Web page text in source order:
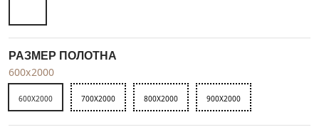
РАЗМЕР ПОЛОТНА
600x2000
600X2000 700X2000 800X2000 900X2000